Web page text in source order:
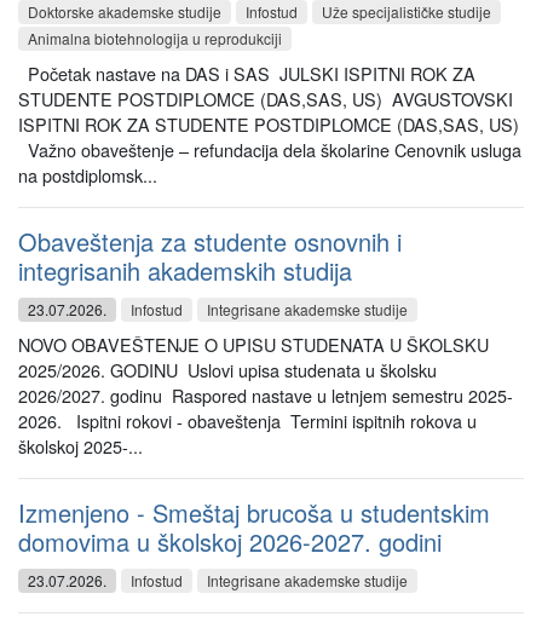
Doktorske akademske studije
Infostud
Uže specijalističke studije
Animalna biotehnologija u reprodukciji
Početak nastave na DAS i SAS JULSKI ISPITNI ROK ZA
STUDENTE POSTDIPLOMCE (DAS,SAS, US) AVGUSTOVSKI
ISPITNI ROK ZA STUDENTE POSTDIPLOMCE (DAS,SAS, US)
Važno obaveštenje – refundacija dela školarine Cenovnik usluga
na postdiplomsk...
Obaveštenja za studente osnovnih i
integrisanih akademskih studija
23.07.2026. Infostud Integrisane akademske studije
NOVO OBAVEŠTENJE O UPISU STUDENATA U ŠKOLSKU
2025/2026. GODINU Uslovi upisa studenata u školsku
2026/2027. godinu Raspored nastave u letnjem semestru 2025-
2026. Ispitni rokovi - obaveštenja Termini ispitnih rokova u
školskoj 2025-...
Izmenjeno - Smeštaj brucoša u studentskim
domovima u školskoj 2026-2027. godini
23.07.2026. Infostud Integrisane akademske studije